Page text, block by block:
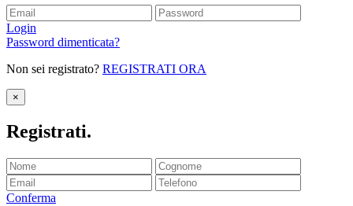
Login
Password dimenticata?
Non sei registrato? REGISTRATI ORA
×
Registrati.
Conferma